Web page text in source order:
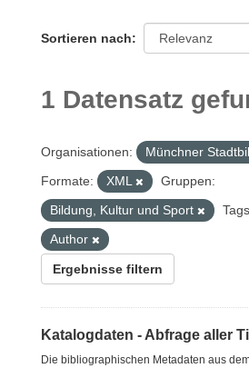
Sortieren nach
1 Datensatz
Organisationen:
Münchner
Formate:
XML
Gruppen:
Bildung, Kultur und Sport
Author
Ergebnisse filtern
Katalogdaten - Abfrage aller
Die bibliographischen Metadaten aus